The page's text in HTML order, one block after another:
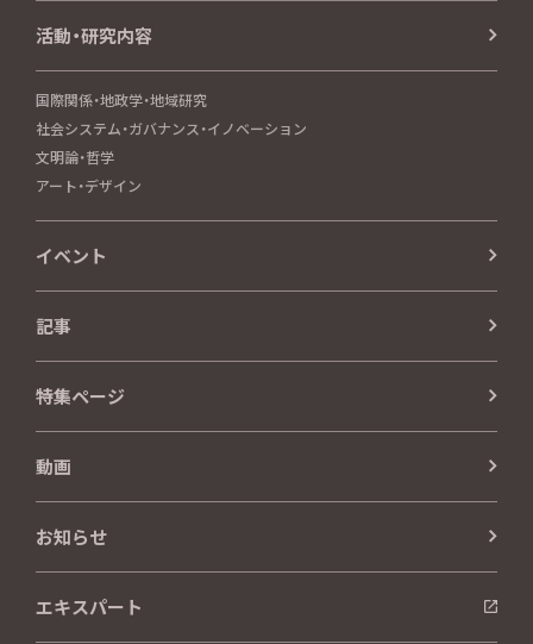
活動・研究内容
国際関係・地政学・地域研究
社会システム・ガバナンス・イノベーション
文明論・哲学
アート・デザイン
イベント
記事
特集ページ
動画
お知らせ
エキスパート